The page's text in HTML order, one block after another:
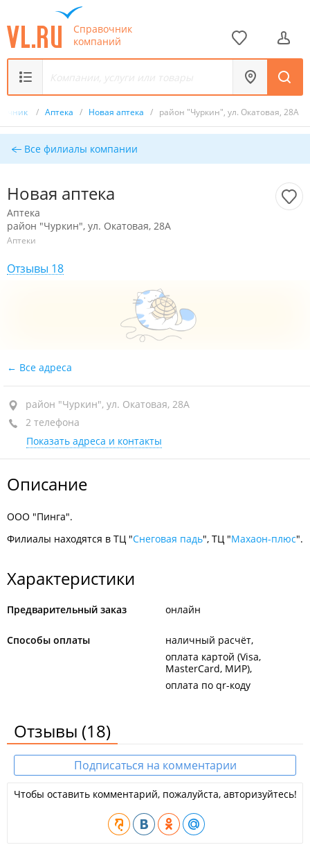
Справочник
компаний
/ Аптека / Новая аптека / район "Чуркин", ул. Окатовая, 28А
Все филиалы компании
Новая аптека
Аптека
район "Чуркин", ул. Окатовая, 28А
Аптеки
Отзывы 18
Все адреса
район "Чуркин", ул. Окатовая, 28А
2 телефона
Показать адреса и контакты
Описание
ООО "Пинга".
Филиалы находятся в ТЦ "Снеговая падь", ТЦ "Махаон-плюс".
Характеристики
Предварительный заказ онлайн
Способы оплаты
наличный расчёт
оплата картой (Visa,
MasterCard, МИР)
оплата по qr-коду
Отзывы (18)
Подписаться на комментарии
Чтобы оставить комментарий, пожалуйста, авторизуйтесь!